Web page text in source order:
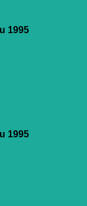
1995
1995